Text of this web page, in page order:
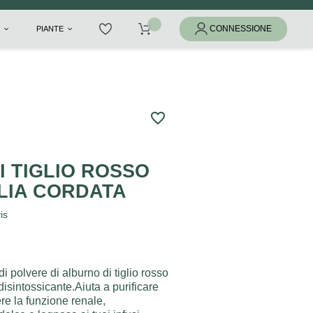
PIANTE
favorite_border
TIGLIO ROSSO
CORDATA
polvere di alburno di tiglio rosso
a purificare
la funzione renale,